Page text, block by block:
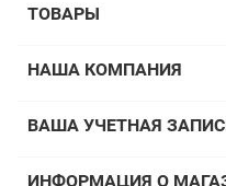
ТОВАРЫ
НАША КОМПАНИЯ
ВАША УЧЕТНАЯ
ИНФОРМАЦИЯ О